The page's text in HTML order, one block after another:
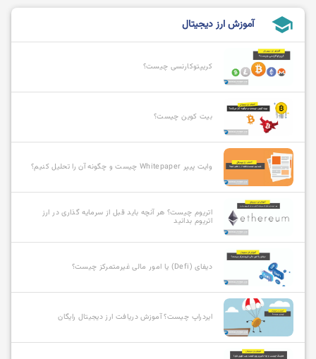
school آموزش ارز دیجیتال
کریپتوکارنسی چیست؟
بیت کوین چیست؟
وایت پیپر Whitepaper چیست و چگونه آن را تحلیل کنیم؟
اتریوم چیست؟ هر آنچه باید قبل از سرمایه گذاری در ارز
اتریوم بدانید
دیفای (Defi) یا امور مالی غیرمتمرکز چیست؟
ایردراپ چیست؟ آموزش دریافت ارز دیجیتال رایگان